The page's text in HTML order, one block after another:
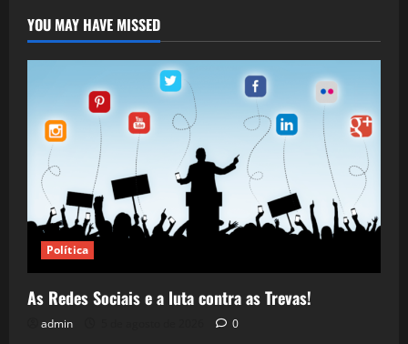
YOU MAY HAVE MISSED
Política
As Redes Sociais e a luta contra as Trevas!
admin 0